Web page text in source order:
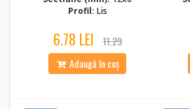
Profil: Lis
6.78 LEI 11.29
Adaugă în coș